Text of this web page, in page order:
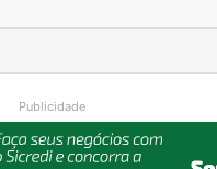
Publicidade